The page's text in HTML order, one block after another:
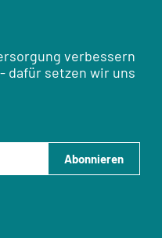
verbessern
dafür setzen wir uns
Abonnieren